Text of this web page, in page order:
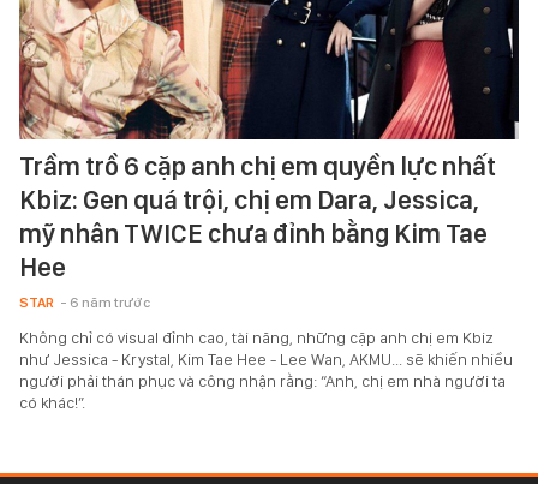
Trầm trồ 6 cặp anh chị em quyền lực nhất
Kbiz: Gen quá trội, chị em Dara, Jessica,
mỹ nhân TWICE chưa đỉnh bằng Kim Tae
Hee
STAR - 6 năm trước
Không chỉ có visual đỉnh cao, tài năng, những cặp anh chị em Kbiz
như Jessica - Krystal, Kim Tae Hee - Lee Wan, AKMU... sẽ khiến nhiều
người phải thán phục và công nhận rằng: “Anh, chị em nhà người ta
có khác!”.